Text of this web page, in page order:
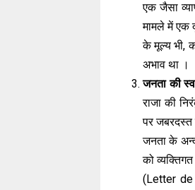
एक जैसा
मामले में एक
के मूल्य भी,
अभाव था ।
जनता की
राजा की
पर जबरदस्त
जनता के
को
(Letter de